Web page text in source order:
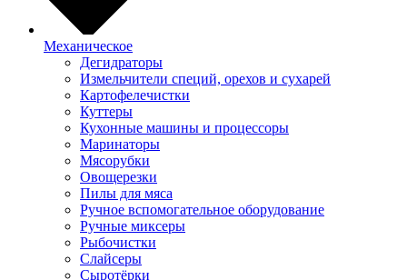
Механическое
Дегидраторы
Измельчители специй, орехов и сухарей
Картофелечистки
Куттеры
Кухонные машины и процессоры
Маринаторы
Мясорубки
Овощерезки
Пилы для мяса
Ручное вспомогательное оборудование
Ручные миксеры
Рыбочистки
Слайсеры
Сыротёрки